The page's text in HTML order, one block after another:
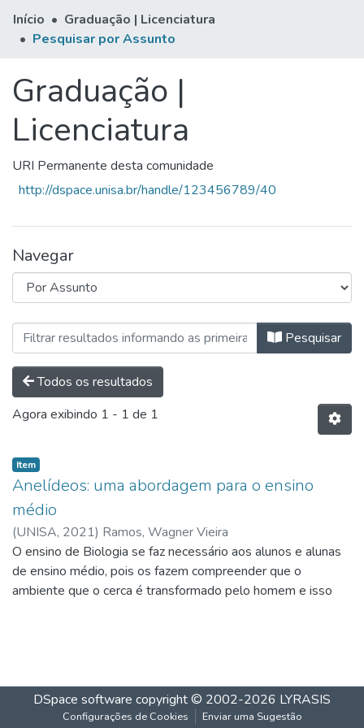
Início
Graduação | Licenciatura
Pesquisar por Assunto
Graduação |
Licenciatura
URI Permanente desta comunidade
http://dspace.unisa.br/handle/123456789/40
Navegar
Navegando Graduação | Pesquisar
Todos os resultados
Agora exibindo 1 - 1 de 1
Item
Anelídeos: uma abordagem para o ensino
médio
(UNISA, 2021) Ramos, Wagner Vieira
O ensino de Biologia se faz necessário aos alunos e alunas
de ensino médio, pois os fazem compreender que o
ambiente que o cerca é transformado pelo homem e isso
Biologia do ensino médio, nos quais foram avaliados o tema
abordado em cada um deles, com o objetivo de criar um
DSpace software copyright © 2002-2026 LYRASIS
Configurações de Cookies Enviar uma Sugestão